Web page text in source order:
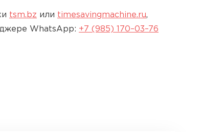
tsm.bz или timesavingmachine.ru,
WhatsApp: +7 (985) 170–03–76